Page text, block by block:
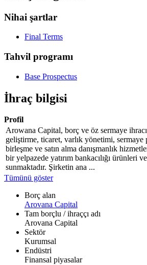
Nihai şartlar
Final Terms
Tahvil programı
Base Prospectus
İhraç bilgisi
Profil
Arowana Capital, borç ve öz sermaye
geliştirme, ticaret, varlık yönetimi, sermaye
birleşme ve satın alma danışmanlık
bir yelpazede yatırım bankacılığı ürünleri
sunmaktadır. Şirketin ana ...
Tümünü göster
Borç alan
Arovana Capital
Tam borçlu / ihraççı adı
Arovana Capital
Sektör
Kurumsal
Endüstri
Finansal piyasalar